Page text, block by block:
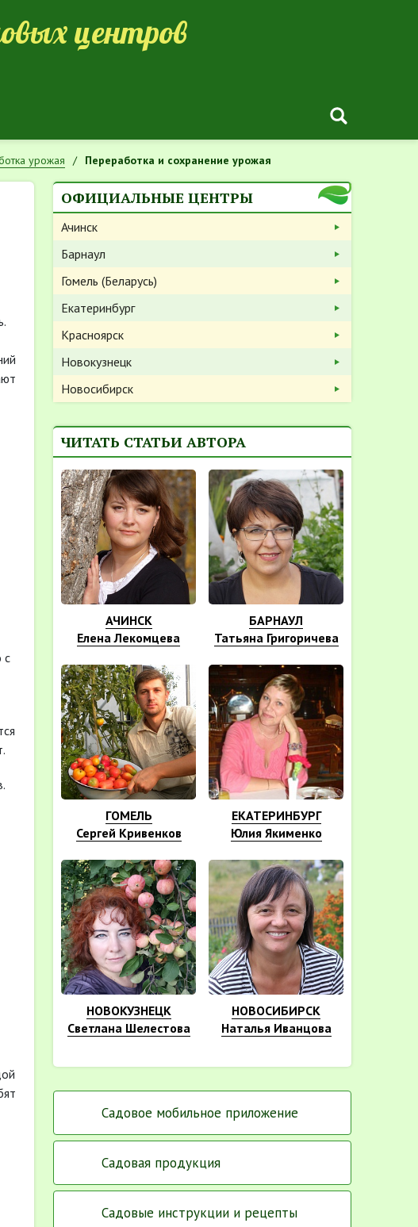
центров
урожая Переработка и сохранение урожая
с
ОФИЦИАЛЬНЫЕ ЦЕНТРЫ
Ачинск
Барнаул
Гомель (Беларусь)
Екатеринбург
Красноярск
Новокузнецк
Новосибирск
ЧИТАТЬ СТАТЬИ АВТОРА
АЧИНСК
Елена Лекомцева
БАРНАУЛ
Татьяна Григоричева
ГОМЕЛЬ
Сергей Кривенков
ЕКАТЕРИНБУРГ
Юлия Якименко
НОВОКУЗНЕЦК
Светлана Шелестова
НОВОСИБИРСК
Наталья Иванцова
Садовое мобильное приложение
Садовая продукция
Садовые инструкции и рецепты